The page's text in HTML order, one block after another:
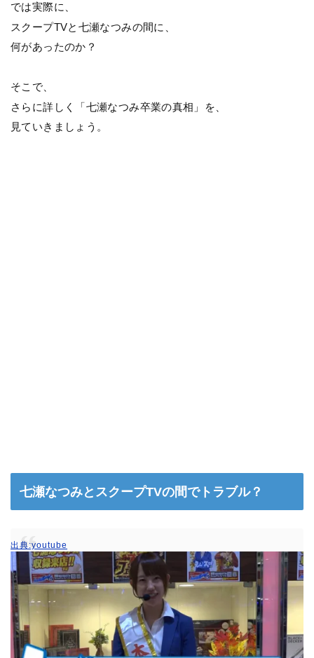
では実際に、
スクープTVと七瀬なつみの間に、
何があったのか？
そこで、
さらに詳しく「七瀬なつみ卒業の真相」を、
見ていきましょう。
七瀬なつみとスクープTVの間でトラブル？
出典:youtube